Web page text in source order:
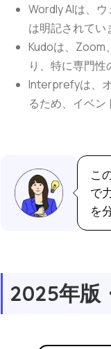
Wordly AIは、
は明記されてい
Kudoは、Zoom
り、特に専門性
Interprefyは、
るため、イベン
こ
で
を
2025年版